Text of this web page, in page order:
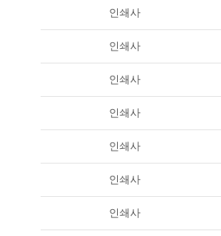
인쇄사
인쇄사
인쇄사
인쇄사
인쇄사
인쇄사
인쇄사